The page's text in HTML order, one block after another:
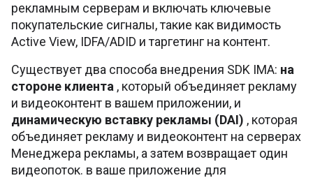
рекламным серверам и включать ключевые
покупательские сигналы, такие как видимость
Active View, IDFA/ADID и таргетинг на контент.
Существует два способа внедрения SDK IMA: на
стороне клиента , который объединяет рекламу
и видеоконтент в вашем приложении, и
динамическую вставку рекламы (DAI) , которая
объединяет рекламу и видеоконтент на серверах
Менеджера рекламы, а затем возвращает один
видеопоток. в ваше приложение для